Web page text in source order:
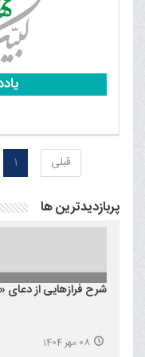
قبلی 1
پربازدیدترین ها
شرح فرازهایی از دعای
08 مهر 1404